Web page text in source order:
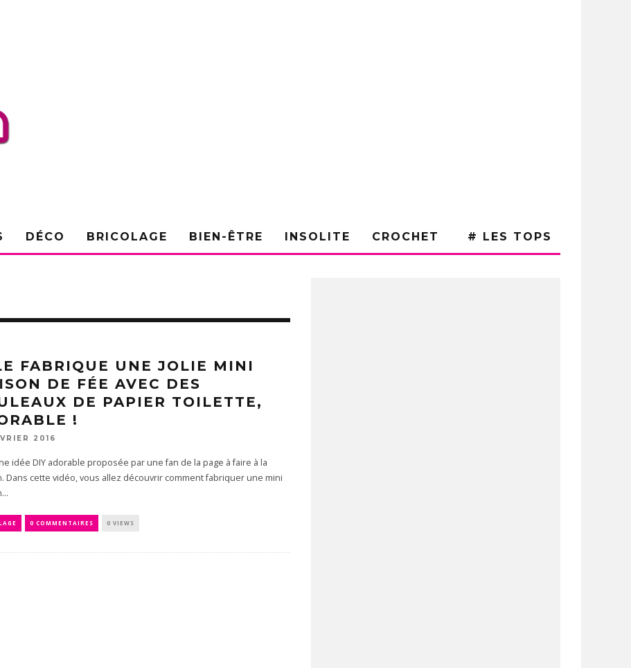
DÉCO BRICOLAGE BIEN-ÊTRE INSOLITE CROCHET # LES TOPS
FABRIQUE UNE JOLIE MINI
DE FÉE AVEC DES
DE PAPIER TOILETTE,
!
2016
idée DIY adorable proposée par une fan de la page à faire à la
Dans cette vidéo, vous allez découvrir comment fabriquer une mini
0 COMMENTAIRES 0 VIEWS